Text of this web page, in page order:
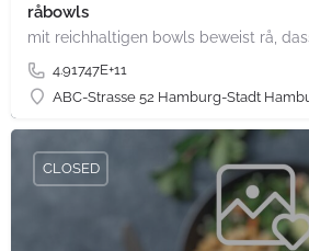
råbowls
4.91747E+11
ABC-Strasse 52 Hamburg-Stadt
CLOSED